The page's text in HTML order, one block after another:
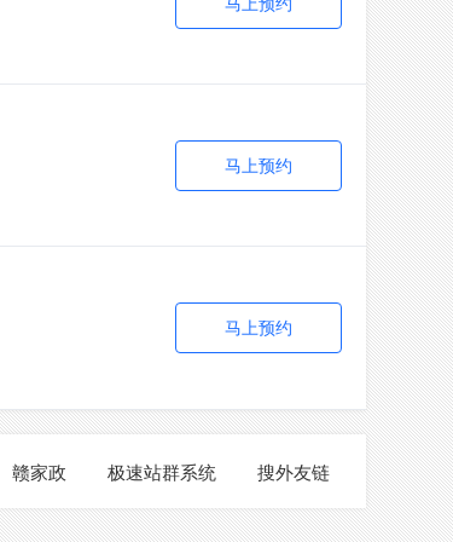
马上预约
马上预约
赣家政 极速站群系统 搜外友链